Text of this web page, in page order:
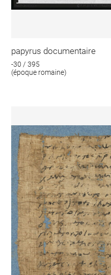
papyrus documentaire
-30 / 395
(époque romaine)